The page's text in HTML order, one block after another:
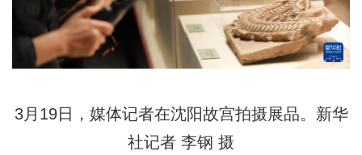
3月19日，媒体记者在沈阳故宫拍摄展品。新华
社记者 李钢 摄